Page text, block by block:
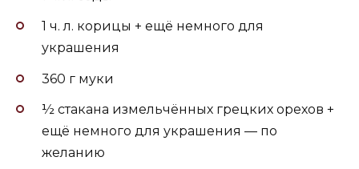
1 ч. л. корицы + ещё немного для
украшения
360 г муки
½ стакана измельчённых грецких орехов +
ещё немного для украшения — по
желанию